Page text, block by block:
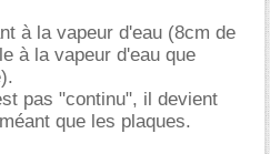
à la vapeur d'eau (8cm de
à la vapeur d'eau que
pas "continu", il devient
que les plaques.